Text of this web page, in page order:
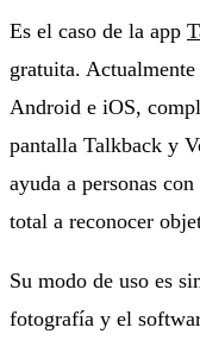
Es el caso de la app
gratuita.
Android e iOS,
pantalla Talkback y
ayuda a personas
total a reconocer
Su modo de uso es
fotografía y el